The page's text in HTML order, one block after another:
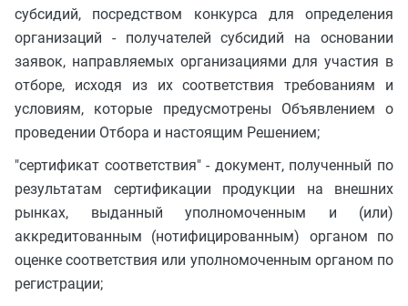
субсидий, посредством конкурса для определения
организаций - получателей субсидий на основании
заявок, направляемых организациями для участия в
отборе, исходя из их соответствия требованиям и
условиям, которые предусмотрены Объявлением о
проведении Отбора и настоящим Решением;
"сертификат соответствия" - документ, полученный по
результатам сертификации продукции на внешних
рынках, выданный уполномоченным и (или)
аккредитованным (нотифицированным) органом по
оценке соответствия или уполномоченным органом по
регистрации;